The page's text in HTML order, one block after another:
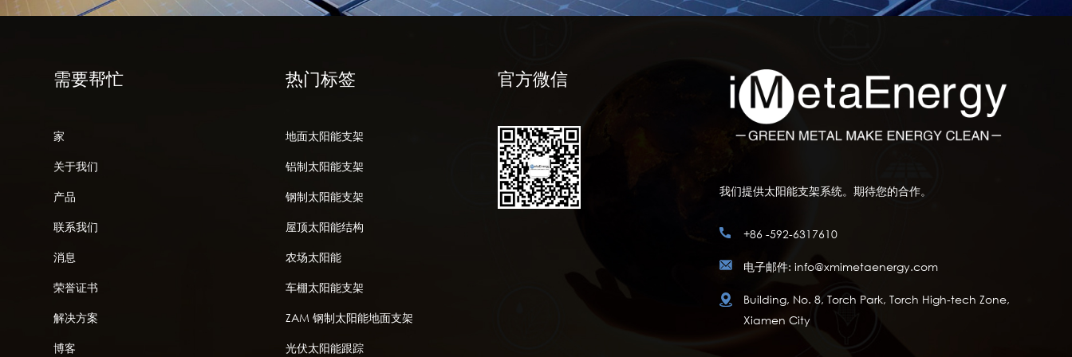
需要帮忙
家
关于我们
产品
联系我们
消息
荣誉证书
解决方案
博客
热门标签
地面太阳能支架
铝制太阳能支架
钢制太阳能支架
屋顶太阳能结构
农场太阳能
车棚太阳能支架
ZAM 钢制太阳能地面支架
光伏太阳能跟踪
官方微信
我们提供太阳能支架系统。期待您的合作。
+86 -592-6317610
电子邮件: info@xmimetaenergy.com
Building, No. 8, Torch Park, Torch High-tech Zone,
Xiamen City